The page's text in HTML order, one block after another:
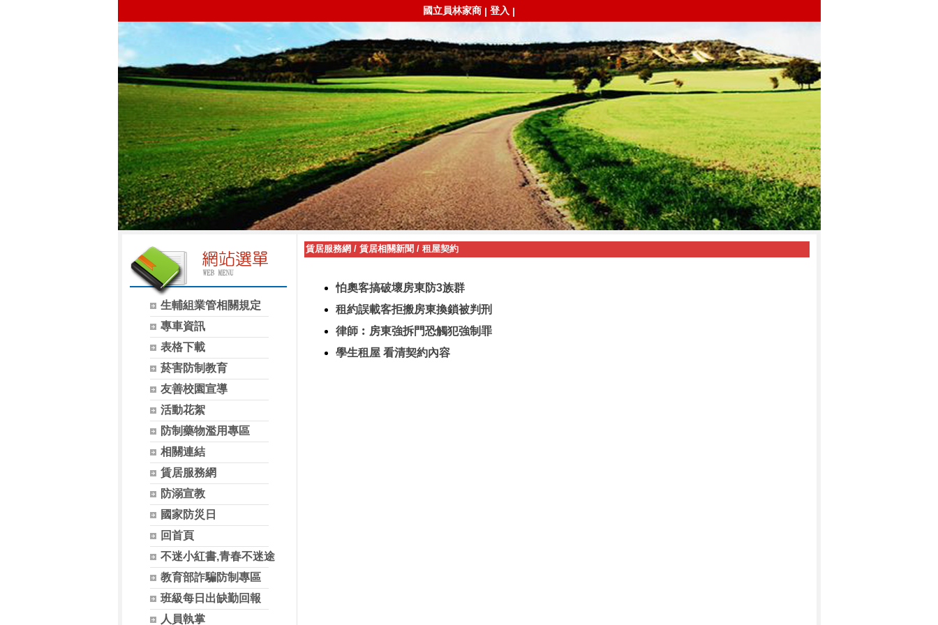
國立員林家商 | 登入 |
生輔組業管相關規定
專車資訊
表格下載
菸害防制教育
友善校園宣導
活動花絮
防制藥物濫用專區
相關連結
賃居服務網
防溺宣教
國家防災日
回首頁
不迷小紅書,青春不迷途
教育部詐騙防制專區
班級每日出缺勤回報
人員執掌
賃居服務網 / 賃居相關新聞 / 租屋契約
怕奧客搞破壞房東防3族群
租約誤載客拒搬房東換鎖被判刑
律師︰房東強拆門恐觸犯強制罪
學生租屋 看清契約內容